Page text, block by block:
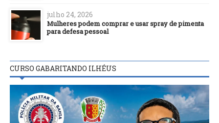
julho 24, 2026
Mulheres podem comprar e usar spray de pimenta
para defesa pessoal
CURSO GABARITANDO ILHÉUS